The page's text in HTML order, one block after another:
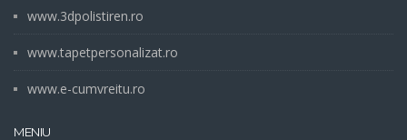
www.3dpolistiren.ro
www.tapetpersonalizat.ro
www.e-cumvreitu.ro
MENIU